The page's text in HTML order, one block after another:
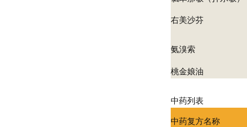
右美沙芬
氨溴索
桃金娘油
中药列表
中药复方名称